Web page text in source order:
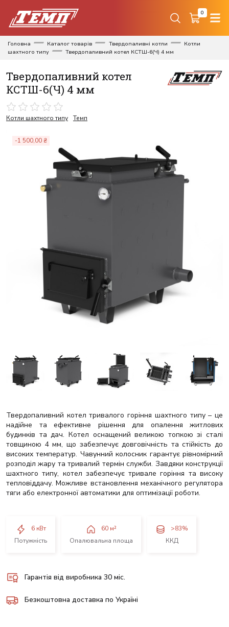
0
Головна Каталог товарів Твердопаливні котли
Котли
шахтного типу
Твердопаливний котел КСТШ-6(Ч) 4 мм
Твердопаливний котел
КСТШ-6(Ч) 4 мм
Котли шахтного типу Темп
-1 500,00 ₴
Твердопаливний котел тривалого горіння шахтного типу – це
надійне та ефективне рішення для опалення житлових
будинків та дач. Котел оснащений великою топкою зі сталі
товщиною 4 мм, що забезпечує довговічність та стійкість до
високих температур. Чавунний колосник гарантує рівномірний
розподіл жару та тривалий термін служби. Завдяки конструкції
шахтного типу, котел забезпечує тривале горіння та високу
тепловіддачу. Можливе встановлення механічного регулятора
тяги або електронної автоматики для оптимізації роботи.
6 кВт
Потужність
60 м²
Опалювальна площа
>83%
ККД
Гарантія від виробника 30 міс.
Безкоштовна доставка по Україні